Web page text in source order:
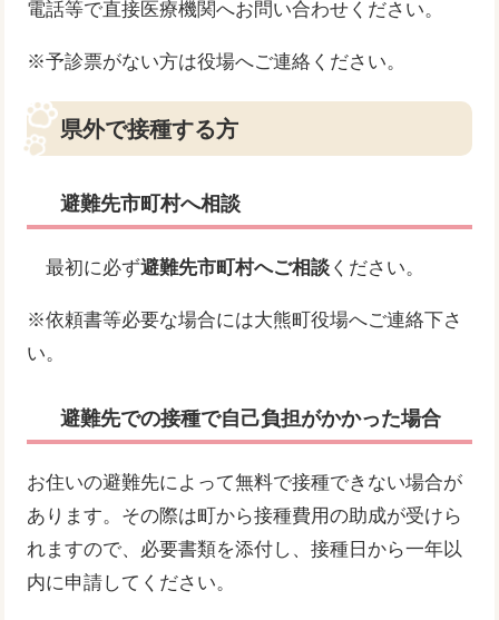
電話等で直接医療機関へお問い合わせください。
※予診票がない方は役場へご連絡ください。
県外で接種する方
避難先市町村へ相談
最初に必ず避難先市町村へご相談 ください。
※依頼書等必要な場合には大熊町役場へご連絡下さ
い。
避難先での接種で自己負担がかかった場合
お住いの避難先によって無料で接種できない場合が
あります。その際は町から接種費用の助成が受けら
れますので、必要書類を添付し、接種日から一年以
内に申請してください。